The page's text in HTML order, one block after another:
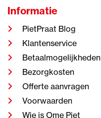
Informatie
PietPraat Blog
Klantenservice
Betaalmogelijkheden
Bezorgkosten
Offerte aanvragen
Voorwaarden
Wie is Ome Piet